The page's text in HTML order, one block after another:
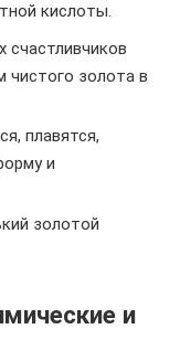
кислоты.
счастливчиков
чистого золота в
плавятся,
и
золотой
и